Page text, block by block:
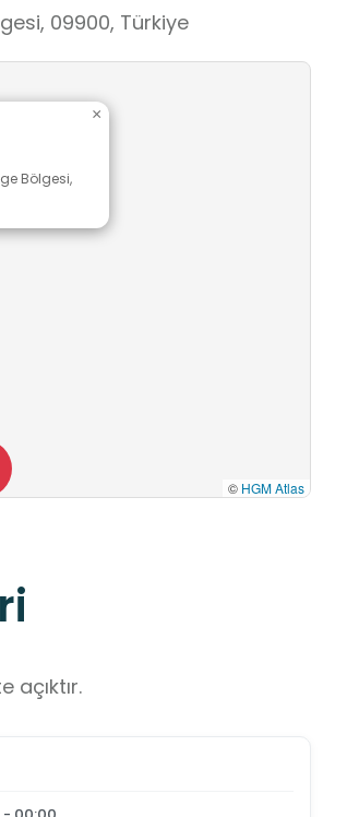
ziyaretçilere eğlenceli
09900, Türkiye
Bölgesi,
×
© HGM Atlas
açıktır.